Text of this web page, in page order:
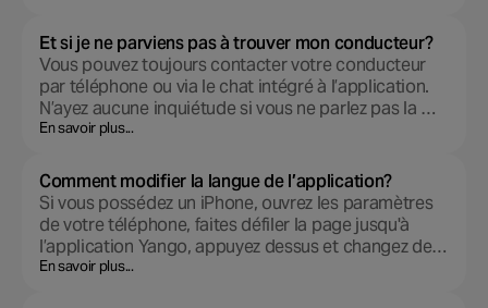
Et si je ne parviens pas à trouver mon conducteur?
Vous pouvez toujours contacter votre conducteur
par téléphone ou via le chat intégré à l’application.
N’ayez aucune inquiétude si vous ne parlez pas la …
En savoir plus...
Comment modifier la langue de l’application?
Si vous possédez un iPhone, ouvrez les paramètres
de votre téléphone, faites défiler la page jusqu'à
l’application Yango, appuyez dessus et changez de…
En savoir plus...